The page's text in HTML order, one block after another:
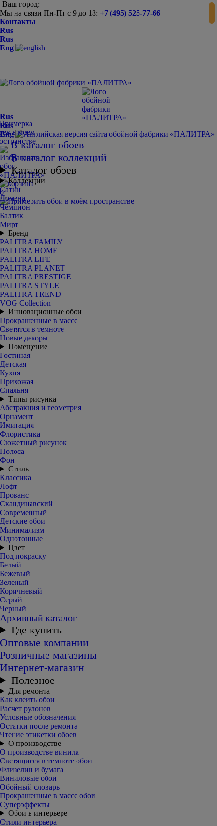
Ваш город:
Мы на связи Пн-Пт с 9 до 18: +7 (495) 525-77-66
Контакты
Rus
Rus
Eng
0
Rus
Rus
Eng
В каталог обоев
В каталог коллекций
Каталог обоев
Коллекции
Сатин
Домена
Чемпион
Балтик
Мирт
Бренд
PALITRA FAMILY
PALITRA HOME
PALITRA LIFE
PALITRA PLANET
PALITRA PRESTIGE
PALITRA STYLE
PALITRA TREND
VOG Collection
Инновационные обои
Прокрашенные в массе
Светятся в темноте
Новые декоры
Помещение
Гостиная
Детская
Кухня
Прихожая
Спальня
Типы рисунка
Абстракция и геометрия
Орнамент
Имитация
Флористика
Сюжетный рисунок
Полоса
Фон
Стиль
Классика
Лофт
Прованс
Скандинавский
Современный
Детские обои
Минимализм
Однотонные
Цвет
Под покраску
Белый
Бежевый
Зеленый
Коричневый
Серый
Черный
Архивный каталог
Где купить
Оптовые компании
Розничные магазины
Интернет-магазин
Полезное
Для ремонта
Как клеить обои
Расчет рулонов
Условные обозначения
Остатки после ремонта
Чтение этикетки обоев
О производстве
О производстве винила
Светящиеся в темноте обои
Флизелин и бумага
Виниловые обои
Обойный словарь
Прокрашенные в массе обои
Суперэффекты
Обои в интерьере
Стили интерьера
-